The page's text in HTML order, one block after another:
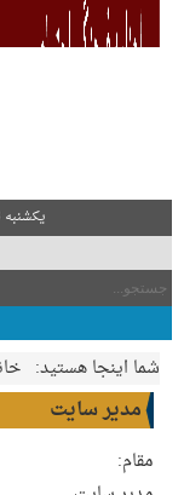
يكشنبه 18 مرداد 1405
شما اینجا هستید:خانه
مدیر سایت